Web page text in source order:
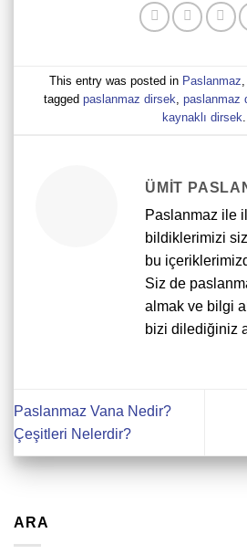
This entry was posted in Paslanmaz,
tagged paslanmaz dirsek, paslanmaz
kaynaklı dirsek.
ÜMIT
Paslanmaz ile
bildiklerimizi
bu
Siz de
almak ve bilgi
bizi dilediğiniz
Paslanmaz Vana Nedir?
Çeşitleri Nelerdir?
ARA